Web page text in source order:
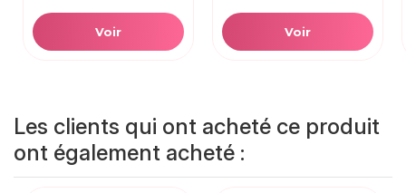
Voir Voir
Les clients qui ont acheté ce produit
ont également acheté :